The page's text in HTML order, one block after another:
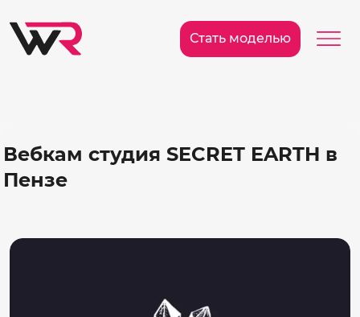
Стать моделью
Вебкам студия SECRET EARTH в
Пензе